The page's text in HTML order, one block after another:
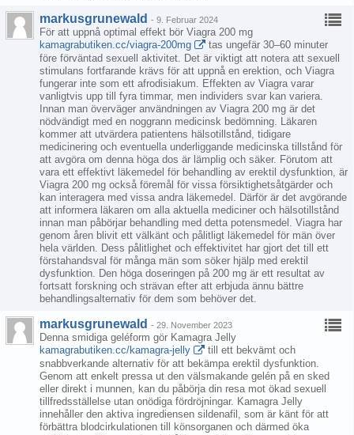
markusgrunewald - 9. Februar 2024
För att uppnå optimal effekt bör Viagra 200 mg
kamagrabutiken.cc/viagra-200mg
tas ungefär 30–60 minuter
före förväntad sexuell aktivitet. Det är viktigt att notera att sexuell
stimulans fortfarande krävs för att uppnå en erektion, och Viagra
fungerar inte som ett afrodisiakum. Effekten av Viagra varar
vanligtvis upp till fyra timmar, men individers svar kan variera.
Innan man överväger användningen av Viagra 200 mg är det
nödvändigt med en noggrann medicinsk bedömning. Läkaren
kommer att utvärdera patientens hälsotillstånd, tidigare
medicinering och eventuella underliggande medicinska tillstånd för
att avgöra om denna höga dos är lämplig och säker. Förutom att
vara ett effektivt läkemedel för behandling av erektil dysfunktion, är
Viagra 200 mg också föremål för vissa försiktighetsåtgärder och
kan interagera med vissa andra läkemedel. Därför är det avgörande
att informera läkaren om alla aktuella mediciner och hälsotillstånd
innan man påbörjar behandling med detta potensmedel. Viagra har
genom åren blivit ett välkänt och pålitligt läkemedel för män över
hela världen. Dess pålitlighet och effektivitet har gjort det till ett
förstahandsval för många män som söker hjälp med erektil
dysfunktion. Den höga doseringen på 200 mg är ett resultat av
fortsatt forskning och strävan efter att erbjuda ännu bättre
behandlingsalternativ för dem som behöver det.
markusgrunewald - 29. November 2023
Denna smidiga geléform gör Kamagra Jelly
kamagrabutiken.cc/kamagra-jelly
till ett bekvämt och
snabbverkande alternativ för att bekämpa erektil dysfunktion.
Genom att enkelt pressa ut den välsmakande gelén på en sked
eller direkt i munnen, kan du påbörja din resa mot ökad sexuell
tillfredsställelse utan onödiga fördröjningar. Kamagra Jelly
innehåller den aktiva ingrediensen sildenafil, som är känt för att
förbättra blodcirkulationen till könsorganen och därmed öka